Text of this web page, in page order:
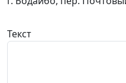
Текст